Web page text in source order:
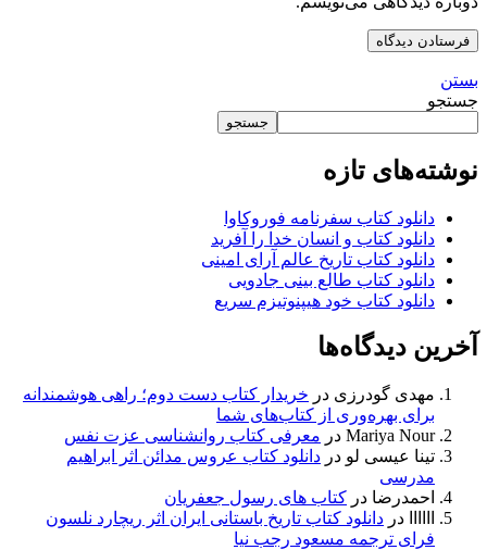
بستن
جستجو
جستجو
نوشته‌های تازه
دانلود کتاب سفرنامه فوروکاوا
دانلود کتاب و انسان خدا را آفرید
دانلود کتاب تاریخ عالم آرای امینی
دانلود کتاب طالع بینی جادویی
دانلود کتاب خود هیپنوتیزم سریع
آخرین دیدگاه‌ها
مهدی گودرزی در خریدار کتاب دست دوم؛ راهی هوشمندانه
برای بهره‌وری از کتاب‌های شما
Mariya Nour در معرفی کتاب روانشناسی عزت نفس
تینا عیسی لو در دانلود کتاب عروس مدائن اثر ابراهیم
مدرسی
احمدرضا در کتاب های رسول جعفریان
در دانلود کتاب تاریخ باستانی ایران اثر ریچارد نلسون
فرای ترجمه مسعود رجب نیا